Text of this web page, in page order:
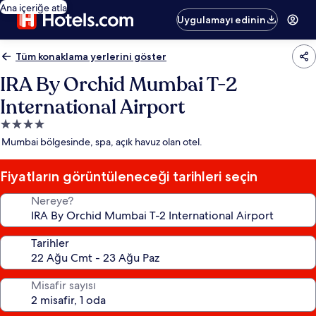
Ana içeriğe atla
Uygulamayı edinin
Tüm konaklama yerlerini göster
IRA By Orchid Mumbai T-2
International Airport
4.0
yıldızlı
yeri
Mumbai bölgesinde, spa, açık havuz olan otel.
Fiyatların görüntüleneceği tarihleri seçin
Nereye?
Tarihler
Misafir sayısı